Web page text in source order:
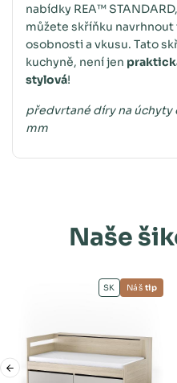
nabídky REA™
můžete skříňku navrhnout
osobnosti a vkusu. Tato
kuchyně, není jen
stylová!
předvrtané díry na úchyty
mm
Naše
SK Náš tip